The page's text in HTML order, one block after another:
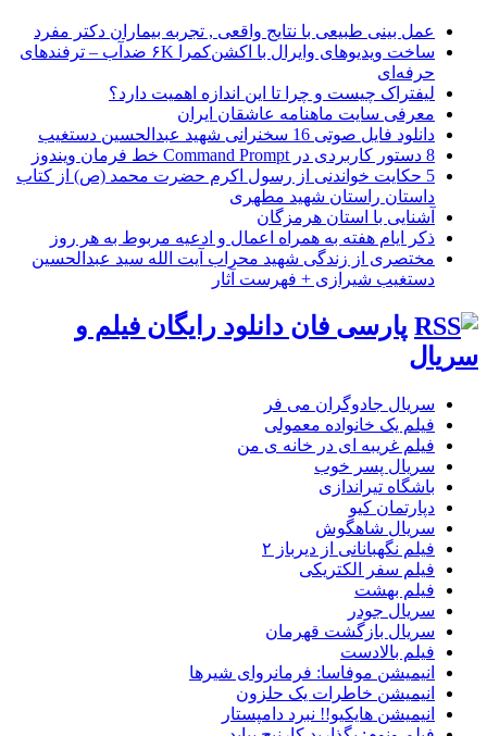
عمل بینی طبیعی با نتایج واقعی , تجربه بیماران دکتر مفرد
ساخت ویدیوهای وایرال با اکشن‌کمرا ۶K ضدآب – ترفندهای
حرفه‌ای
لیفتراک چیست و چرا تا این اندازه اهمیت دارد؟
معرفی سایت ماهنامه عاشقان ایران
دانلود فایل صوتی 16 سخنرانی شهید عبدالحسین دستغیب
8 دستور کاربردی در Command Prompt خط فرمان ویندوز
5 حکایت خواندنی از رسول اکرم حضرت محمد (ص) از کتاب
داستان راستان شهید مطهری
آشنایی با استان هرمزگان
ذکر ایام هفته به همراه اعمال و ادعیه مربوط به هر روز
مختصری از زندگی شهید محراب آیت الله سید عبدالحسین
دستغیب شیرازی + فهرست آثار
پارسی فان دانلود رایگان فیلم و
سریال
سریال جادوگران می فر
فیلم یک خانواده معمولی
فیلم غریبه ای در خانه ی من
سریال پسر خوب
باشگاه تیراندازی
دپارتمان کیو
سریال شاهگوش
فیلم نگهبانانی از دیرباز ۲
فیلم سفر الکتریکی
فیلم بهشت
سریال جودر
سریال بازگشت قهرمان
فیلم بالادست
انیمیشن موفاسا: فرمانروای شیرها
انیمیشن خاطرات یک حلزون
انیمیشن هایکیو!! نبرد دامپستار